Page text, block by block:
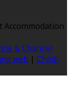
Accommodation
& Channel
web | Chính